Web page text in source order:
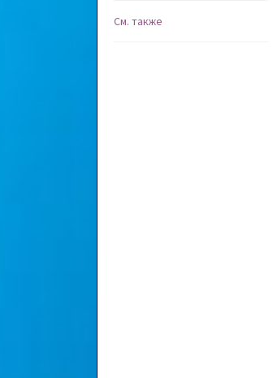
См. также